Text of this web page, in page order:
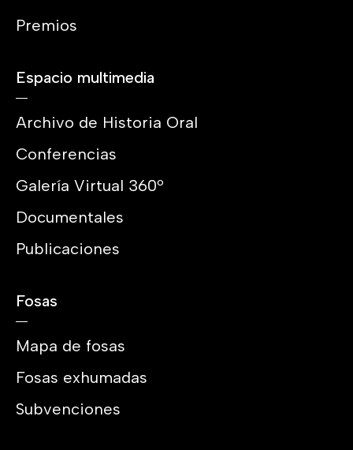
Premios
Espacio multimedia
Archivo de Historia Oral
Conferencias
Galería Virtual 360º
Documentales
Publicaciones
Fosas
Mapa de fosas
Fosas exhumadas
Subvenciones